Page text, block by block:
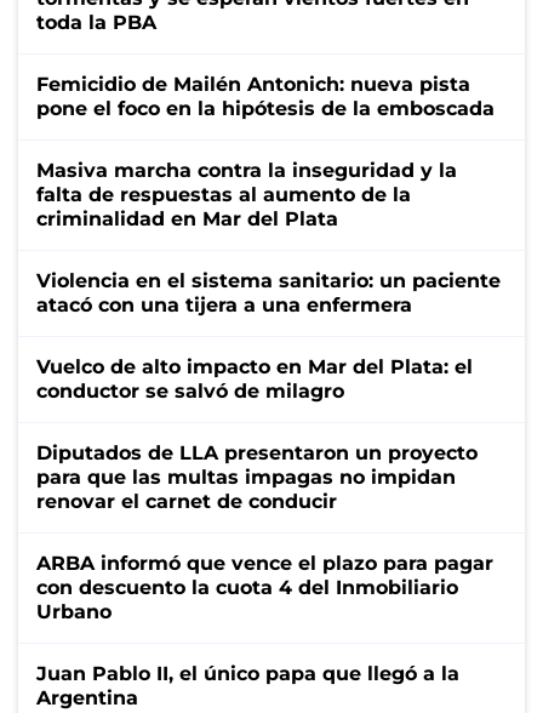
toda la PBA
Femicidio de Mailén Antonich: nueva pista
pone el foco en la hipótesis de la emboscada
Masiva marcha contra la inseguridad y la
falta de respuestas al aumento de la
criminalidad en Mar del Plata
Violencia en el sistema sanitario: un paciente
atacó con una tijera a una enfermera
Vuelco de alto impacto en Mar del Plata: el
conductor se salvó de milagro
Diputados de LLA presentaron un proyecto
para que las multas impagas no impidan
renovar el carnet de conducir
ARBA informó que vence el plazo para pagar
con descuento la cuota 4 del Inmobiliario
Urbano
Juan Pablo II, el único papa que llegó a la
Argentina